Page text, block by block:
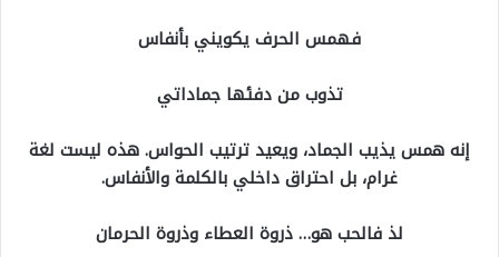
فهمس الحرف يكويني بأنفاس
تذوب من دفئها جماداتي
إنه همس يذيب الجماد، ويعيد ترتيب الحواس. هذه ليست لغة
غرام، بل احتراق داخلي بالكلمة والأنفاس.
لذ فالحب هو… ذروة العطاء وذروة الحرمان